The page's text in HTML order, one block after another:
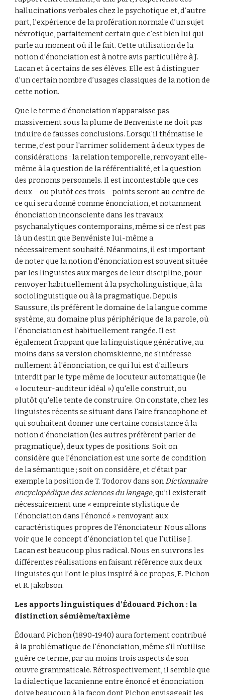
hallucinations verbales chez le psychotique et, d’autre
part, l’expérience de la profération normale d’un sujet
névrotique, parfaitement certain que c’est bien lui qui
parle au moment où il le fait. Cette utilisation de la
notion d’énonciation est à notre avis particulière à J.
Lacan et à certains de ses élèves. Elle est à distinguer
d’un certain nombre d’usages classiques de la notion de
cette notion.
Que le terme d'énonciation n'apparaisse pas
massivement sous la plume de Benveniste ne doit pas
induire de fausses conclusions. Lorsqu'il thématise le
terme, c'est pour l'arrimer solidement à deux types de
considérations : la relation temporelle, renvoyant elle-
même à la question de la référentialité, et la question
des pronoms personnels. Il est incontestable que ces
deux – ou plutôt ces trois – points seront au centre de
ce qui sera donné comme énonciation, et notamment
énonciation inconsciente dans les travaux
psychanalytiques contemporains, même si ce n'est pas
là un destin que Benvéniste lui-même a
nécessairement souhaité. Néanmoins, il est important
de noter que la notion d'énonciation est souvent située
par les linguistes aux marges de leur discipline, pour
renvoyer habituellement à la psycholinguistique, à la
sociolinguistique ou à la pragmatique. Depuis
Saussure, ils préfèrent le domaine de la langue comme
système, au domaine plus périphérique de la parole, où
l'énonciation est habituellement rangée. Il est
également frappant que la linguistique générative, au
moins dans sa version chomskienne, ne s'intéresse
nullement à l'énonciation, ce qui lui est d'ailleurs
interdit par le type même de locuteur automatique (le
« locuteur-auditeur idéal ») qu'elle construit, ou
plutôt qu'elle tente de construire. On constate, chez les
linguistes récents se situant dans l'aire francophone et
qui souhaitent donner une certaine consistance à la
notion d'énonciation (les autres préfèrent parler de
pragmatique), deux types de positions. Soit on
considère que l’énonciation est une sorte de condition
de la sémantique ; soit on considère, et c’était par
exemple la position de T. Todorov dans son Dictionnaire
encyclopédique des sciences du langage, qu’il existerait
nécessairement une « empreinte stylistique de
l'énonciation dans l'énoncé » renvoyant aux
caractéristiques propres de l’énonciateur. Nous allons
voir que le concept d’énonciation tel que l’utilise J.
Lacan est beaucoup plus radical. Nous en suivrons les
différentes réalisations en faisant référence aux deux
linguistes qui l’ont le plus inspiré à ce propos, E. Pichon
et R. Jakobson.
Les apports linguistiques d'Édouard Pichon : la
distinction sémième/taxième
Édouard Pichon (1890-1940) aura fortement contribué
à la problématique de l'énonciation, même s'il n'utilise
guère ce terme, par au moins trois aspects de son
œuvre grammaticale. Rétrospectivement, il semble que
la dialectique lacanienne entre énoncé et énonciation
doive beaucoup à la façon dont Pichon envisageait les